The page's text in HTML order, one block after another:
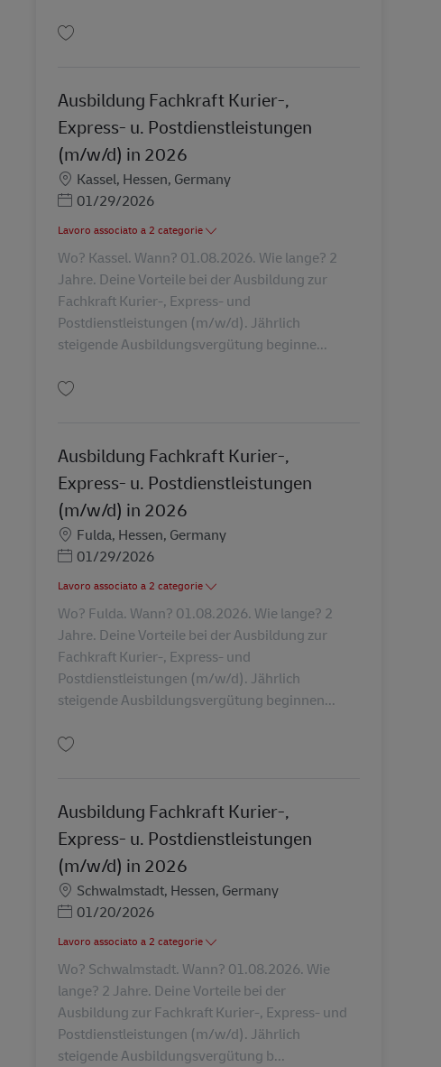
Ausbildung Fachkraft Kurier-,
Express- u. Postdienstleistungen
(m/w/d) in 2026
SedeKassel, Hessen, Germany
Posted Date
01/29/2026
Lavoro associato a 2 categorie
Wo? Kassel. Wann? 01.08.2026. Wie lange? 2
Jahre. Deine Vorteile bei der Ausbildung zur
Fachkraft Kurier-, Express- und
Postdienstleistungen (m/w/d). Jährlich
steigende Ausbildungsvergütung beginne...
Ausbildung Fachkraft Kurier-,
Express- u. Postdienstleistungen
(m/w/d) in 2026
SedeFulda, Hessen, Germany
Posted Date
01/29/2026
Lavoro associato a 2 categorie
Wo? Fulda. Wann? 01.08.2026. Wie lange? 2
Jahre. Deine Vorteile bei der Ausbildung zur
Fachkraft Kurier-, Express- und
Postdienstleistungen (m/w/d). Jährlich
steigende Ausbildungsvergütung beginnen...
Ausbildung Fachkraft Kurier-,
Express- u. Postdienstleistungen
(m/w/d) in 2026
SedeSchwalmstadt, Hessen, Germany
Posted Date
01/20/2026
Lavoro associato a 2 categorie
Wo? Schwalmstadt. Wann? 01.08.2026. Wie
lange? 2 Jahre. Deine Vorteile bei der
Ausbildung zur Fachkraft Kurier-, Express- und
Postdienstleistungen (m/w/d). Jährlich
steigende Ausbildungsvergütung b...